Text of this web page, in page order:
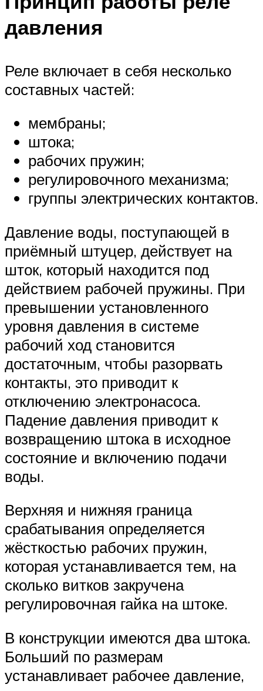
давления
Реле включает в себя несколько
составных частей:
мембраны;
штока;
рабочих пружин;
регулировочного механизма;
группы электрических контактов.
Давление воды, поступающей в
приёмный штуцер, действует на
шток, который находится под
действием рабочей пружины. При
превышении установленного
уровня давления в системе
рабочий ход становится
достаточным, чтобы разорвать
контакты, это приводит к
отключению электронасоса.
Падение давления приводит к
возвращению штока в исходное
состояние и включению подачи
воды.
Верхняя и нижняя граница
срабатывания определяется
жёсткостью рабочих пружин,
которая устанавливается тем, на
сколько витков закручена
регулировочная гайка на штоке.
В конструкции имеются два штока.
Больший по размерам
устанавливает рабочее давление,